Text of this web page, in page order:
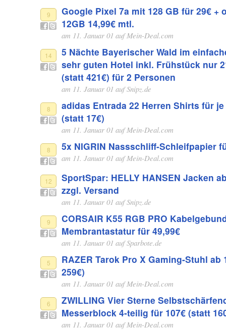
9
Google Pixel 7a mit 128 GB für 29€ +
12GB 14,99€ mtl.
am 11. Januar 01 aufMein-Deal.com
14
5 Nächte Bayerischer Wald im
sehr guten Hotel inkl. Frühstück nur
(statt 421€) für 2 Personen
am 11. Januar 01 aufSnipz.de
8
adidas Entrada 22 Herren Shirts für je
(statt 17€)
am 11. Januar 01 aufMein-Deal.com
8 5x NIGRIN Nassschliff-Schleifpapier
am 11. Januar 01 aufMein-Deal.com
12
SportSpar: HELLY HANSEN Jacken
zzgl. Versand
am 11. Januar 01 aufSnipz.de
9
CORSAIR K55 RGB PRO
Membrantastatur für 49,99€
am 11. Januar 01 aufSparbote.de
5
RAZER Tarok Pro X Gaming-Stuhl ab
259€)
am 11. Januar 01 aufMein-Deal.com
6
ZWILLING Vier Sterne
Messerblock 4-teilig für 107€ (statt
am 11. Januar 01 aufMein-Deal.com